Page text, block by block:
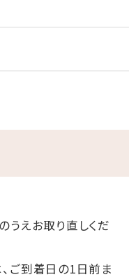
より予告なく変更と
うえお取り直しくだ
ご到着日の1日前ま